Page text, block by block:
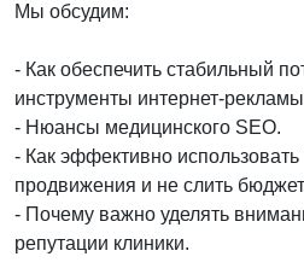
Мы обсудим:
- Как обеспечить стабильный
инструменты интернет-
- Нюансы медицинского SEO.
- Как эффективно
продвижения и не слить
- Почему важно уделять
репутации клиники.